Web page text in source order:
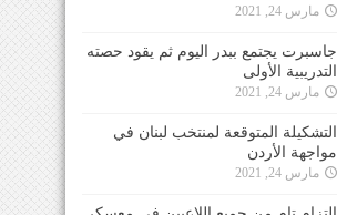
مارس 24, 2021
جاسبرت يجتمع ببدر اليوم ثم يقود حصته
التدريبية الأولى
مارس 24, 2021
التشكيلة المتوقعة لمنتخب لبنان في
مواجهة الأردن
مارس 24, 2021